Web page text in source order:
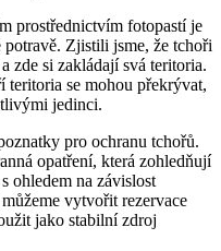
prostřednictvím fotopastí je
Zjistili jsme, že tchoři
zde si zakládají svá teritoria.
teritoria se mohou překrývat,
jedinci.
pro ochranu tchořů.
opatření, která zohledňují
ohledem na závislost
vytvořit rezervace
jako stabilní zdroj